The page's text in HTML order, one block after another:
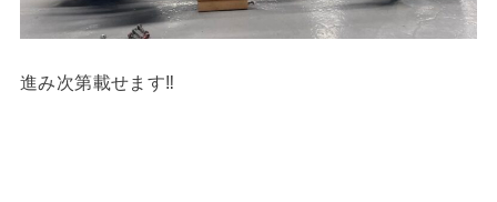
進み次第載せます‼︎